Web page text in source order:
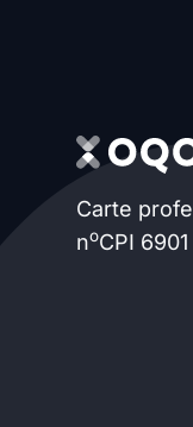
Local à vélo
Disponible à
Carte
noCPI